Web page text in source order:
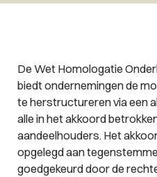
De Wet Homologatie
biedt ondernemingen de
te herstructureren via een
alle in het akkoord
aandeelhouders. Het
opgelegd aan
goedgekeurd door de